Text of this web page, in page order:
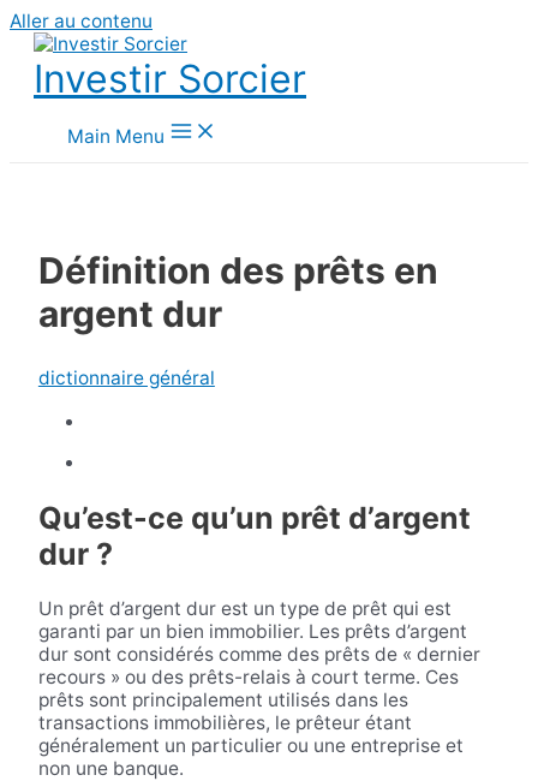
Aller au contenu
Investir Sorcier
Main Menu
Définition des prêts en
argent dur
dictionnaire général
Qu’est-ce qu’un prêt d’argent
dur ?
Un prêt d’argent dur est un type de prêt qui est
garanti par un bien immobilier. Les prêts d’argent
dur sont considérés comme des prêts de « dernier
recours » ou des prêts-relais à court terme. Ces
prêts sont principalement utilisés dans les
transactions immobilières, le prêteur étant
généralement un particulier ou une entreprise et
non une banque.